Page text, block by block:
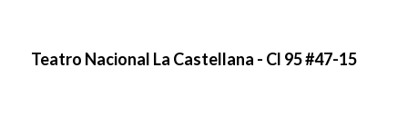
Teatro Nacional La Castellana - Cl 95 #47-15